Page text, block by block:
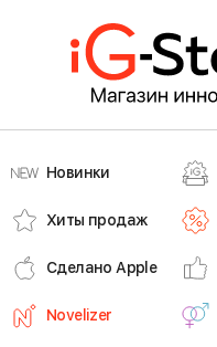
Новинки
Хиты продаж
Сделано Apple
Novelizer